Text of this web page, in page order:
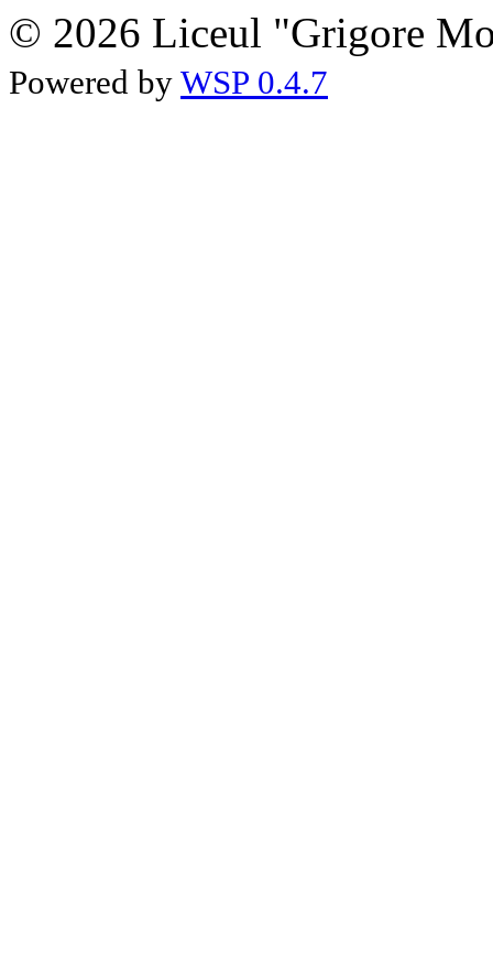
© 2026 Liceul "Grigore
Powered by WSP 0.4.7